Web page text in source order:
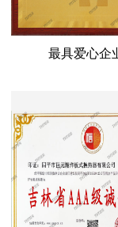
最具爱心企